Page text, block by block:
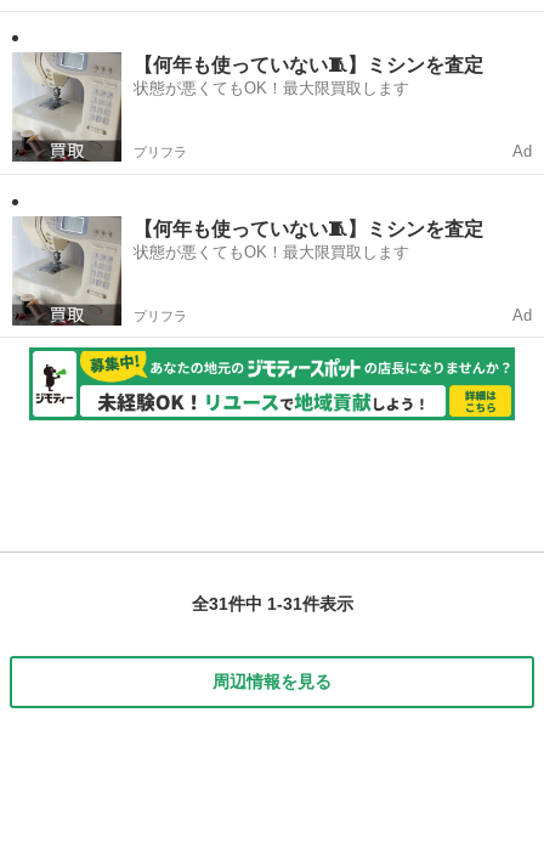
【何年も使っていない🧵】ミシンを査定
状態が悪くてもOK！最大限買取します
プリフラ Ad
【何年も使っていない🧵】ミシンを査定
状態が悪くてもOK！最大限買取します
プリフラ Ad
全31件中 1-31件表示
周辺情報を見る